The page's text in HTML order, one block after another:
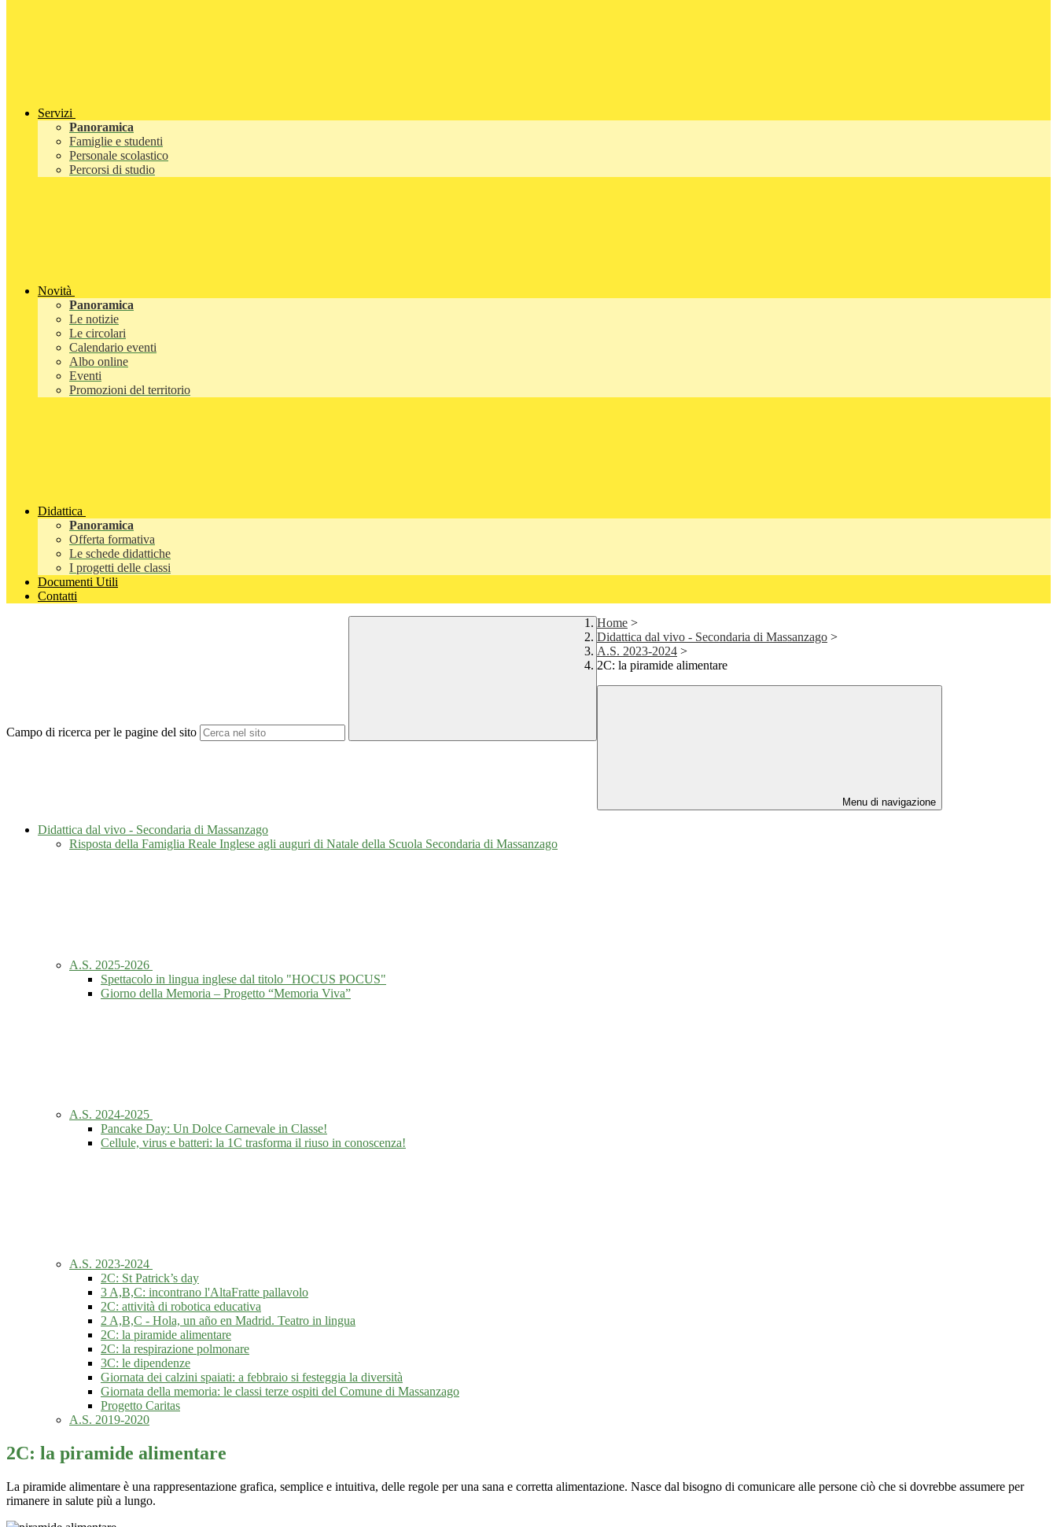
Servizi
Panoramica
Famiglie e studenti
Personale scolastico
Percorsi di studio
Novità
Panoramica
Le notizie
Le circolari
Calendario eventi
Albo online
Eventi
Promozioni del territorio
Didattica
Panoramica
Offerta formativa
Le schede didattiche
I progetti delle classi
Documenti Utili
Contatti
Campo di ricerca per le pagine del sito
Home >
Didattica dal vivo - Secondaria di Massanzago >
A.S. 2023-2024 >
2C: la piramide alimentare
Menu di navigazione
Didattica dal vivo - Secondaria di Massanzago
Risposta della Famiglia Reale Inglese agli auguri di Natale della Scuola Secondaria di Massanzago
A.S. 2025-2026
Spettacolo in lingua inglese dal titolo "HOCUS POCUS"
Giorno della Memoria – Progetto “Memoria Viva”
A.S. 2024-2025
Pancake Day: Un Dolce Carnevale in Classe!
Cellule, virus e batteri: la 1C trasforma il riuso in conoscenza!
A.S. 2023-2024
2C: St Patrick’s day
3 A,B,C: incontrano l'AltaFratte pallavolo
2C: attività di robotica educativa
2 A,B,C - Hola, un año en Madrid. Teatro in lingua
2C: la piramide alimentare
2C: la respirazione polmonare
3C: le dipendenze
Giornata dei calzini spaiati: a febbraio si festeggia la diversità
Giornata della memoria: le classi terze ospiti del Comune di Massanzago
Progetto Caritas
A.S. 2019-2020
2C: la piramide alimentare
La piramide alimentare è una rappresentazione grafica, semplice e intuitiva, delle regole per una sana e corretta alimentazione. Nasce dal bisogno di comunicare alle persone ciò che si dovrebbe assumere per
rimanere in salute più a lungo.